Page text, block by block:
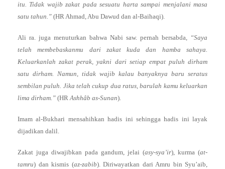
itu. Tidak wajib zakat pada sesuatu harta sampai menjalani masa
satu tahun.” (HR Ahmad, Abu Dawud dan al-Baihaqi).
Ali ra. juga menuturkan bahwa Nabi saw. pernah bersabda, “Saya
telah membebaskanmu dari zakat kuda dan hamba sahaya.
Keluarkanlah zakat perak, yakni dari setiap empat puluh dirham
satu dirham. Namun, tidak wajib kalau banyaknya baru seratus
sembilan puluh. Jika telah cukup dua ratus, barulah kamu keluarkan
lima dirham.” (HRAshhâb as-Sunan).
Imam al-Bukhari mensahihkan hadis ini sehingga hadis ini layak
dijadikan dalil.
Zakat juga diwajibkan pada gandum, jelai (asy-sya’ir), kurma (at-
tamru) dan kismis (az-zabib). Diriwayatkan dari Amru bin Syu’aib,